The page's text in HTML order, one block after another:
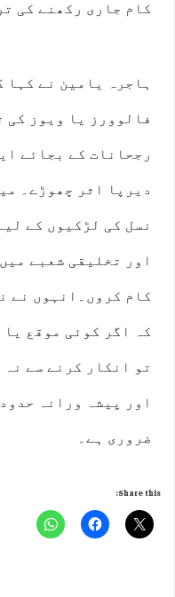
کام جاری رکھنے کی
ہاجرہ یامین نے کہا
فالوورز یا ویوز کی
رجحانات کے بجائے
دیرپا اثر چھوڑے۔
نسل کی لڑکیوں کے
اور تخلیقی شعبے
کام کروں۔انہوں نے
کہ اگر کوئی موقع
تو انکار کرنے سے
اور پیشہ ورانہ
ضروری ہے۔
Share this: